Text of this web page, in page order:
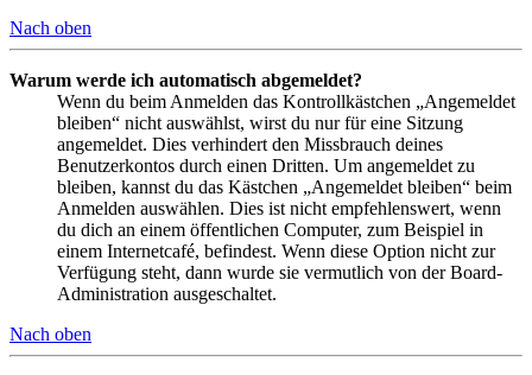
Nach oben
Warum werde ich automatisch abgemeldet?
Wenn du beim Anmelden das Kontrollkästchen „Angemeldet
bleiben“ nicht auswählst, wirst du nur für eine Sitzung
angemeldet. Dies verhindert den Missbrauch deines
Benutzerkontos durch einen Dritten. Um angemeldet zu
bleiben, kannst du das Kästchen „Angemeldet bleiben“ beim
Anmelden auswählen. Dies ist nicht empfehlenswert, wenn
du dich an einem öffentlichen Computer, zum Beispiel in
einem Internetcafé, befindest. Wenn diese Option nicht zur
Verfügung steht, dann wurde sie vermutlich von der Board-
Administration ausgeschaltet.
Nach oben